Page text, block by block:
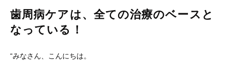
歯周病ケアは、全ての治療のベースと
なっている！
“みなさん、こんにちは。